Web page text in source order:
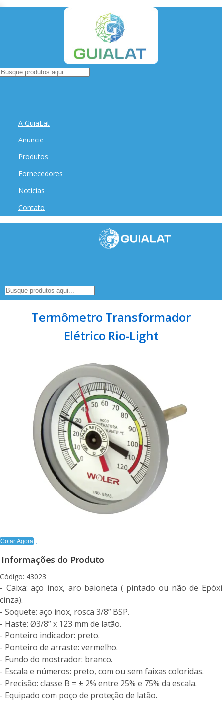
A GuiaLat
Anuncie
Produtos
Fornecedores
Notícias
Contato
Termômetro Transformador
Elétrico Rio-Light
Cotar Agora
Informações do Produto
Código: 43023
- Caixa: aço inox, aro baioneta ( pintado ou não de Epóxi
cinza).
- Soquete: aço inox, rosca 3/8” BSP.
- Haste: Ø3/8” x 123 mm de latão.
- Ponteiro indicador: preto.
- Ponteiro de arraste: vermelho.
- Fundo do mostrador: branco.
- Escala e números: preto, com ou sem faixas coloridas.
- Precisão: classe B = ± 2% entre 25% e 75% da escala.
- Equipado com poço de proteção de latão.